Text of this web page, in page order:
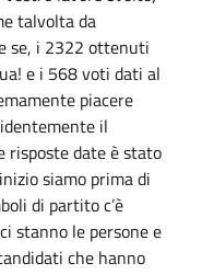
talvolta da
se, i 2322 ottenuti
e i 568 voti dati al
piacere
il
risposte date è stato
siamo prima di
di partito c’è
stanno le persone e
che hanno